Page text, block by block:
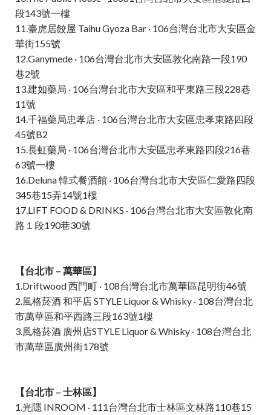
段143號一樓
11.臺虎居餃屋 Taihu Gyoza Bar · 106台灣台北市大安區金
華街155號
12.Ganymede · 106台灣台北市大安區敦化南路一段190
巷2號
13.建如藥局 · 106台灣台北市大安區和平東路三段228巷
11號
14.千福藥局忠孝店 · 106台灣台北市大安區忠孝東路四段
45號B2
15.長虹藥局 · 106台灣台北市大安區忠孝東路四段216巷
63號一樓
16.Deluna 韓式餐酒館 · 106台灣台北市大安區仁愛路四段
345巷15弄14號1樓
17.LIFT FOOD & DRINKS · 106台灣台北市大安區敦化南
路１段190巷30號
【台北市 – 萬華區】
1.Driftwood 西門町 · 108台灣台北市萬華區昆明街46號
2.風格菸酒 和平店 STYLE Liquor & Whisky · 108台灣台北
市萬華區和平西路三段163號1樓
3.風格菸酒 廣州店STYLE Liquor & Whisky · 108台灣台北
市萬華區廣州街178號
【台北市 – 士林區】
1.光隱 INROOM · 111台灣台北市士林區文林路110巷15